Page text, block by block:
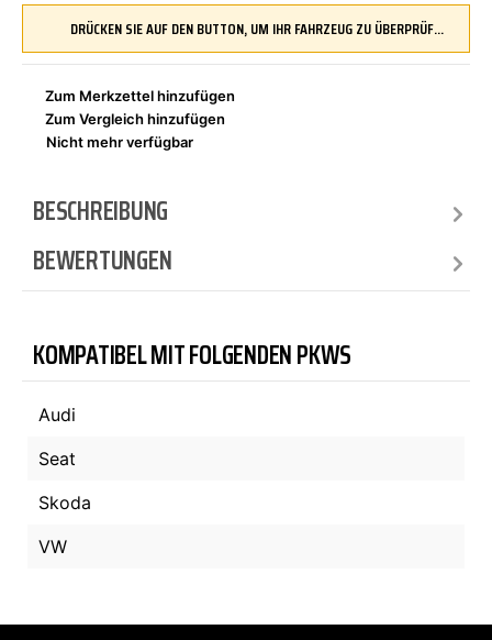
DRÜCKEN SIE AUF DEN BUTTON, UM IHR FAHRZEUG ZU ÜBERPRÜFEN UND SICHERZUSTELLEN, DASS DIESES TEIL KOMPATIBEL IST, BEVOR SIE ES BESTELLEN
Zum Merkzettel hinzufügen
Zum Vergleich hinzufügen
Nicht mehr verfügbar
BESCHREIBUNG
BEWERTUNGEN
KOMPATIBEL MIT FOLGENDEN PKWS
Audi
Seat
Skoda
VW